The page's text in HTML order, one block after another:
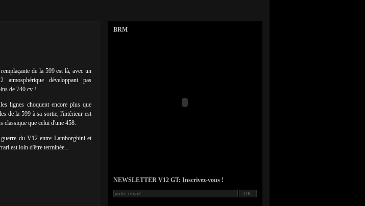
de la 599 est là, avec un
atmosphérique développant pas
de 740 cv !
lignes choquent encore plus que
de la 599 à sa sortie, l'intérieur est
classique que celui d'une 458.
du V12 entre Lamborghini et
est loin d'être terminée...
BRM
NEWSLETTER V12 GT: Inscrivez-vous !